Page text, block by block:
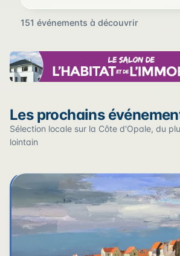
151 événements à découvrir
Cliquez sur un pin pour voir
en accueillent plusieurs sont regroupés.
3
12
2
2 3
17
22
2
+
−
Les prochains
Sélection locale sur la Côte d'Opale, du
lointain